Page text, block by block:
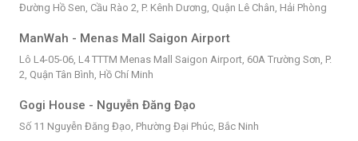
Đường Hồ Sen, Cầu Rào 2, P. Kênh Dương, Quận Lê Chân, Hải Phòng
ManWah - Menas Mall Saigon Airport
Lô L4-05-06, L4 TTTM Menas Mall Saigon Airport, 60A Trường Sơn, P.
2, Quận Tân Bình, Hồ Chí Minh
Gogi House - Nguyễn Đăng Đạo
Số 11 Nguyễn Đăng Đạo, Phường Đại Phúc, Bắc Ninh